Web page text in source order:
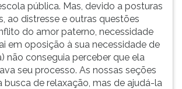
pública. Mas, devido a posturas
ao distresse e outras questões
do amor paterno, necessidade
em oposição à sua necessidade de
não conseguia perceber que ela
seu processo. As nossas seções
busca de relaxação, mas de ajudá-la